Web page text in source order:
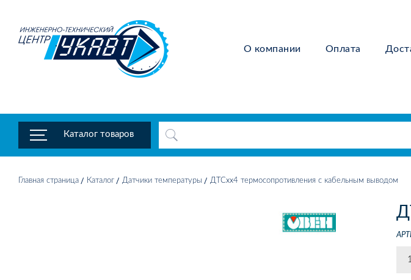
О компании Оплата
Каталог товаров
Главная страница Каталог Датчики температуры ДТСхх4 термосопротивления с кабельным выводом